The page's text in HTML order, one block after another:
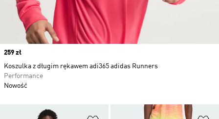
Price
259 zł
Koszulka z długim rękawem adi365 adidas Runners
Performance
Nowość